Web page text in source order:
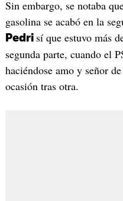
Sin embargo, se notaba
gasolina se acabó en la
Pedri sí que estuvo más
segunda parte, cuando el
haciéndose amo y señor
ocasión tras otra.